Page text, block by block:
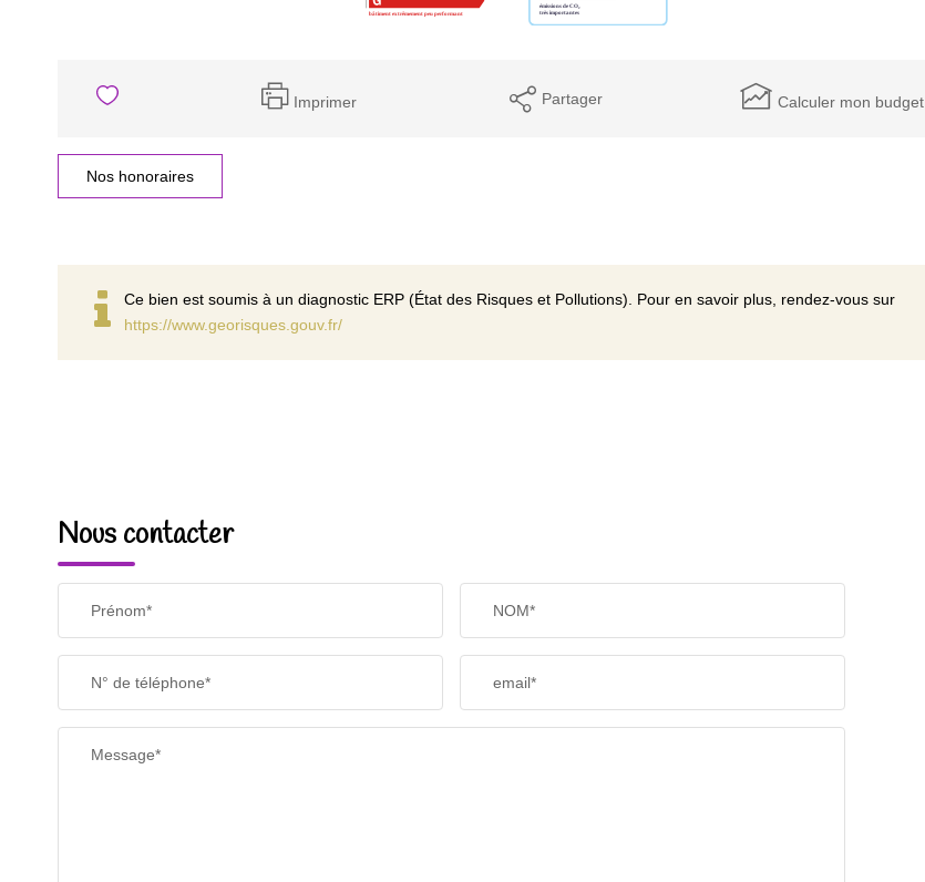
Imprimer Partager Calculer mon budget
Nos honoraires
Ce bien est soumis à un diagnostic ERP (État des Risques et Pollutions). Pour en savoir plus, rendez-vous sur
https://www.georisques.gouv.fr/
Nous contacter
Prénom* NOM*
N° de téléphone* email*
Message*